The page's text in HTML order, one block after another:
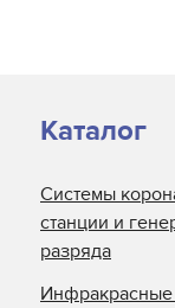
Каталог
Системы
станции и
разряда